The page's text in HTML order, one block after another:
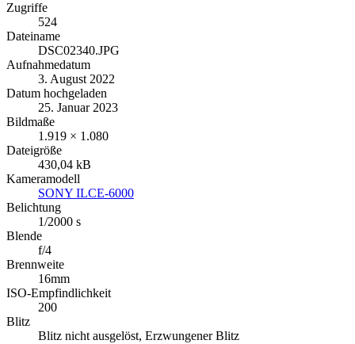
Zugriffe
524
Dateiname
DSC02340.JPG
Aufnahmedatum
3. August 2022
Datum hochgeladen
25. Januar 2023
Bildmaße
1.919 × 1.080
Dateigröße
430,04 kB
Kameramodell
SONY ILCE-6000
Belichtung
1/2000 s
Blende
f/4
Brennweite
16mm
ISO-Empfindlichkeit
200
Blitz
Blitz nicht ausgelöst, Erzwungener Blitz